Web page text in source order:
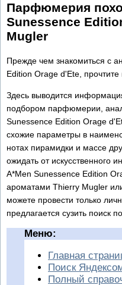
Парфюмерия
Sunessence
Mugler
Прежде чем знакомиться с
Edition Orage d'Ete,
Здесь выводится
подбором парфюмерии,
Sunessence Edition Orage
схожие параметры в
нотах пирамидки и массе
ожидать от искусственного
A*Men Sunessence Edition
ароматами Thierry Mugler
можете провести только
предлагается сузить поиск
Меню:
Главная
Поиск
Полный